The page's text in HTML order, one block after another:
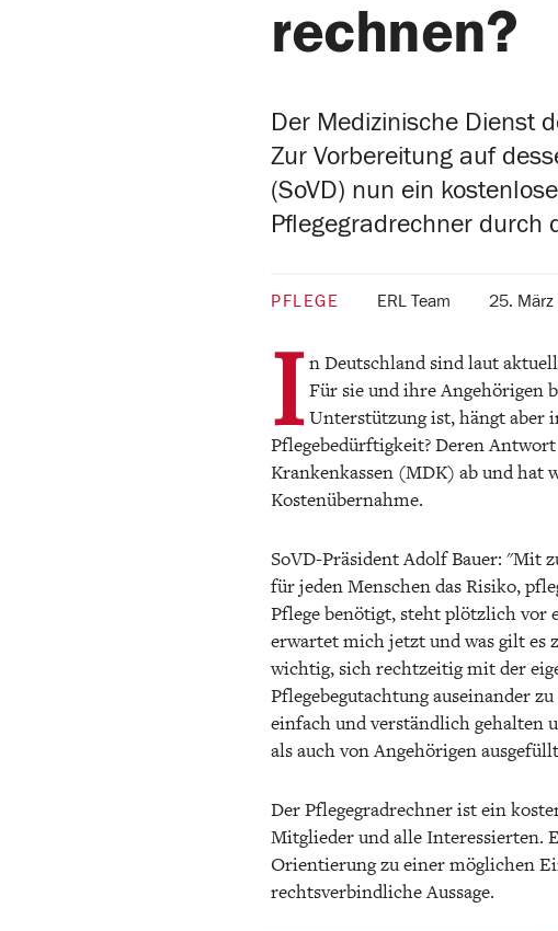
rechnen?
Der Medizinische Dienst
Zur Vorbereitung auf
(SoVD) nun ein
Pflegegradrechner durch
PFLEGE ERL Team 25.
I n Deutschland sind laut
Für sie und ihre Angehörigen
Unterstützung ist, hängt aber
Pflegebedürftigkeit? Deren
Krankenkassen (MDK) ab und hat
Kostenübernahme.
SoVD-Präsident Adolf Bauer: "Mit
für jeden Menschen das Risiko,
Pflege benötigt, steht plötzlich vor
erwartet mich jetzt und was gilt es
wichtig, sich rechtzeitig mit der
Pflegebegutachtung auseinander
einfach und verständlich gehalten
als auch von Angehörigen
Der Pflegegradrechner ist ein
Mitglieder und alle Interessierten.
Orientierung zu einer möglichen
rechtsverbindliche Aussage.